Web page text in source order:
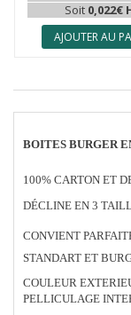
Soit 0,022€
AJOUTER AU
BOITES BURGER
100% CARTON ET
DÉCLINE EN 3
CONVIENT
STANDART ET
COULEUR
PELLICULAGE